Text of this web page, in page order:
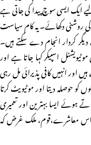
ایک ایسی سوچ پیدا کی جاتی ہے
روشنی دکھائے۔ یہ کام سیاست
کردار انجام دے سکتے ہیں۔
اسپیکر کہا جاتا ہے اور
انہیں کافی پذیرائی مل رہی
کو حوصلہ دیتا اور موٹیویٹ کرتا
ہوئے ایسا بہترین اور تعمیری
اس معاشرے،قوم، ملک غرض کہ